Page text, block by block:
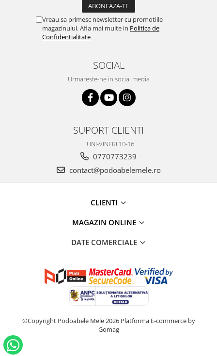
Vreau sa primesc newsletter cu promotiile
magazinului. Afla mai multe in Politica de
Confidentialitate
SOCIAL
Urmareste-ne in social media
SUPORT CLIENTI
LUNI-VINERI 10-16
0770773239
contact@podoabelemele.ro
CLIENTI
MAGAZIN ONLINE
DATE COMERCIALE
©Copyright Podoabele Mele 2026 Platforma E-commerce by
Gomag